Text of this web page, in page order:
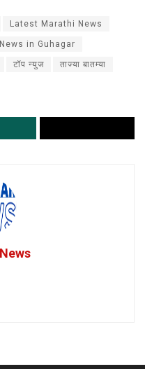
Latest Marathi News
News in Guhagar
टॉप न्युज ताज्या बातम्या